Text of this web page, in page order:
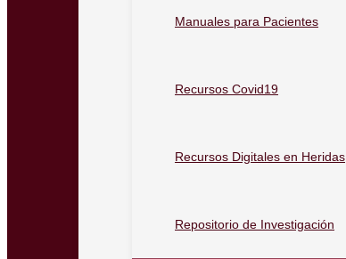
Manuales para Pacientes
Recursos Covid19
Recursos Digitales en Heridas
Repositorio de Investigación